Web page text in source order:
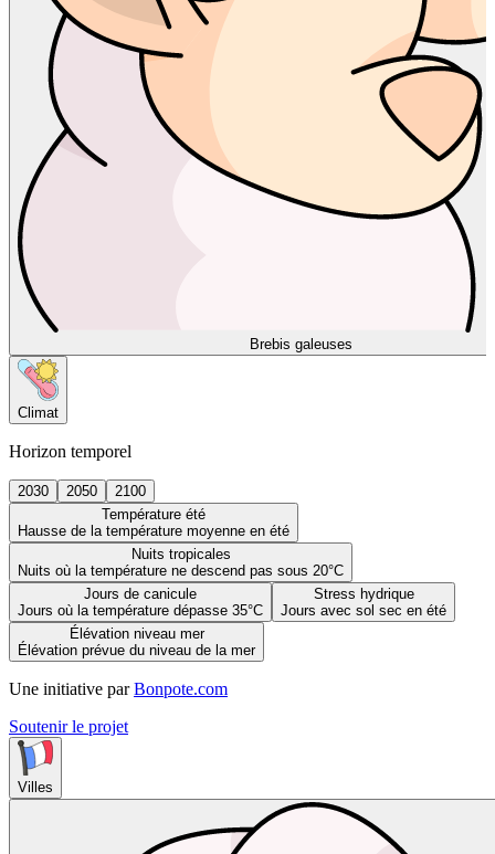
Brebis galeuses
Climat
Horizon temporel
2030 2050
2100
Température été
Hausse de la température moyenne en été
Nuits tropicales
Nuits où la température ne descend pas sous 20°C
Jours de canicule
Jours où la température dépasse 35°C
Stress hydrique
Jours avec sol sec en été
Élévation niveau mer
Élévation prévue du niveau de la mer
Une initiative par Bonpote.com
Soutenir le projet
Villes